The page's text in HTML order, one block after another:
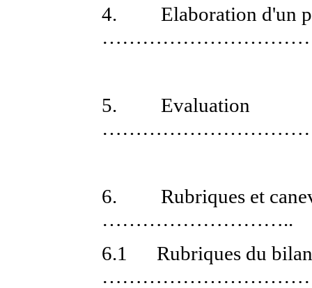
4.
Elaboration d'un
5.
Evaluation
6.
Rubriques et
………………………..
6.1
Rubriques du